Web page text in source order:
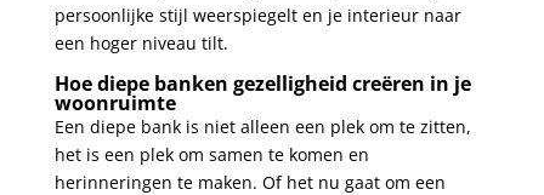
persoonlijke stijl weerspiegelt en je interieur naar
een hoger niveau tilt.
Hoe diepe banken gezelligheid creëren in je
woonruimte
Een diepe bank is niet alleen een plek om te zitten,
het is een plek om samen te komen en
herinneringen te maken. Of het nu gaat om een